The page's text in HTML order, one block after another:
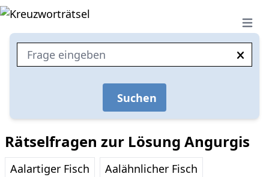
Open
Suchen
Rätselfragen zur Lösung Angurgis
Aalartiger Fisch
Aalähnlicher Fisch